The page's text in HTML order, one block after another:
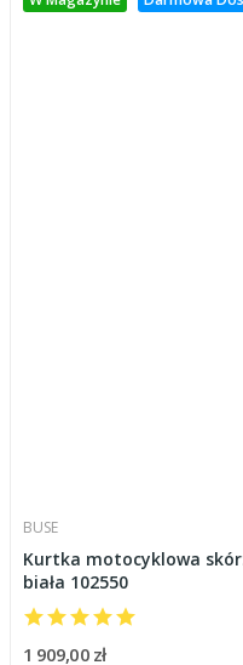
BUSE
Kurtka motocyklowa
biała 102550
1 909,00 zł